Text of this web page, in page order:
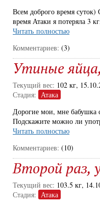
Всем доброго время
время Атаки я потеряла 3
Читать полностью
Комментариев: (3)
Утиные
Текущий вес: 102 кг,
Стадия: Атака
Дорогие мои, мне бабушка
Подскажите можно ли
Читать полностью
Комментариев: (10)
Второй раз,
Текущий вес: 103.5 кг,
Стадия: Атака